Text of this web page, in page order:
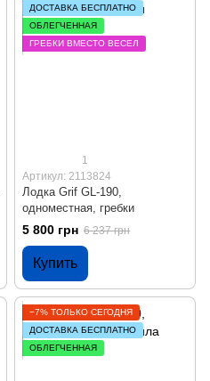
ДОСТАВКА БЕСПЛАТНО
ОБЛЕГЧЕННАЯ
ГРЕБКИ ВМЕСТО ВЕСЕЛ
1
Артикул: 2113824
Лодка Grif GL-190,
одноместная, гребки
5 800 грн 6 237 грн
Купить
−7% ТОЛЬКО СЕГОДНЯ
ДОСТАВКА БЕСПЛАТНО
ОБЛЕГЧЕННАЯ